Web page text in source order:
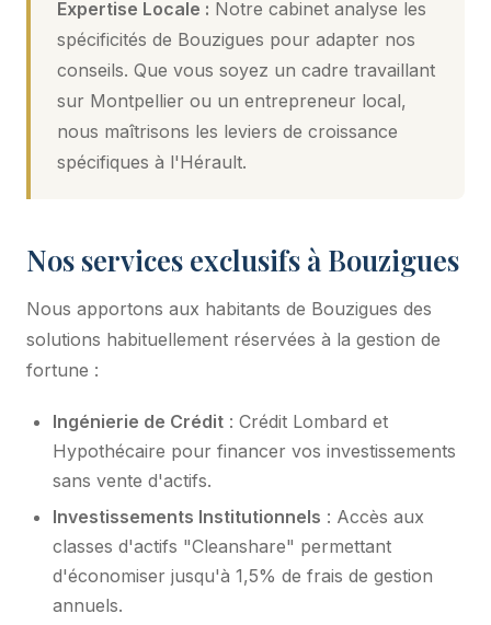
Expertise Locale : Notre cabinet analyse les
spécificités de Bouzigues pour adapter nos
conseils. Que vous soyez un cadre travaillant
sur Montpellier ou un entrepreneur local,
nous maîtrisons les leviers de croissance
spécifiques à l'Hérault.
Nos services exclusifs à Bouzigues
Nous apportons aux habitants de Bouzigues des
solutions habituellement réservées à la gestion de
fortune :
Ingénierie de Crédit : Crédit Lombard et
Hypothécaire pour financer vos investissements
sans vente d'actifs.
Investissements Institutionnels : Accès aux
classes d'actifs "Cleanshare" permettant
d'économiser jusqu'à 1,5% de frais de gestion
annuels.